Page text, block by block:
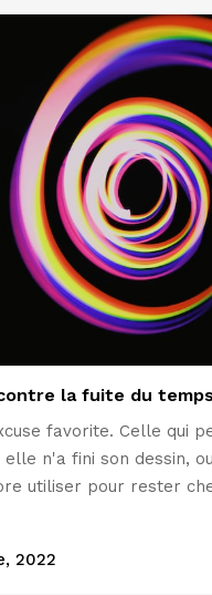
la fuite du temps
favorite. Celle qui
elle n'a fini son dessin,
utiliser pour rester
2022